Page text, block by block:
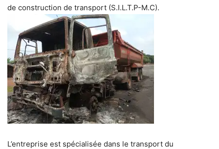
de construction de transport (S.I.L.T.P-M.C).
L’entreprise est spécialisée dans le transport du